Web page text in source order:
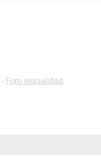
- Foro sexualidad